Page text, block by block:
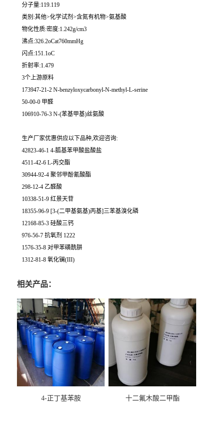
分子量:119.119
类别:其他>化学试剂>含氮有机物>氨基酸
物化性质:密度:1.242g/cm3
沸点:326.2oCat760mmHg
闪点:151.1oC
折射率:1.479
3个上游原料
173947-21-2 N-benzyloxycarbonyl-N-methyl-L-serine
50-00-0 甲醛
106910-76-3 N-(苯基甲基)丝氨酸
生产厂家优惠供应以下品种,欢迎咨询:
42823-46-1 4-胍基苯甲酸盐酸盐
4511-42-6 L-丙交酯
30944-92-4 聚邻甲酚氰酸酯
298-12-4 乙醛酸
10338-51-9 红景天苷
18355-96-9 [3-(二甲基氨基)丙基]三苯基溴化磷
12168-85-3 硅酸三钙
976-56-7 抗氧剂 1222
1576-35-8 对甲苯磺酰肼
1312-81-8 氧化镧(III)
相关产品：
4-正丁基苯胺 十二氟木酸二甲酯